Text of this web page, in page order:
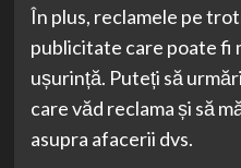
În plus, reclamele pe
publicitate care poate fi
ușurință. Puteți să
care văd reclama și să
asupra afacerii dvs.